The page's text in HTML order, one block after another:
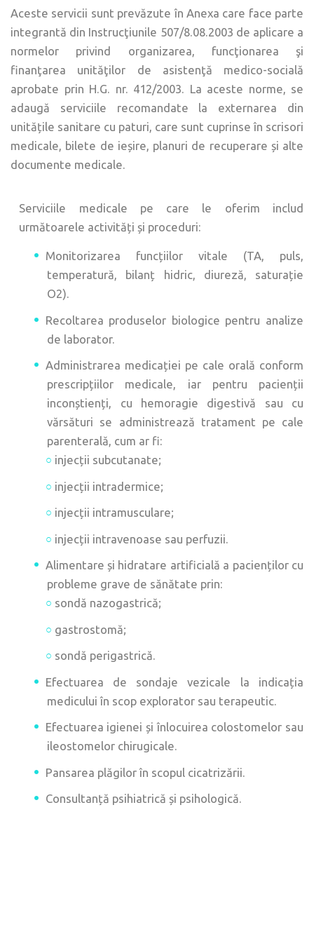
Aceste servicii sunt prevăzute în Anexa care face parte
integrantă din Instrucţiunile 507/8.08.2003 de aplicare a
normelor privind organizarea, funcţionarea şi
finanţarea unităţilor de asistenţă medico-socială
aprobate prin H.G. nr. 412/2003. La aceste norme, se
adaugă serviciile recomandate la externarea din
unitățile sanitare cu paturi, care sunt cuprinse în scrisori
medicale, bilete de ieșire, planuri de recuperare și alte
documente medicale.
Serviciile medicale pe care le oferim includ
următoarele activități și proceduri:
Monitorizarea funcțiilor vitale (TA, puls,
temperatură, bilanț hidric, diureză, saturație
O2).
Recoltarea produselor biologice pentru analize
de laborator.
Administrarea medicației pe cale orală conform
prescripțiilor medicale, iar pentru pacienții
inconștienți, cu hemoragie digestivă sau cu
vărsături se administrează tratament pe cale
parenterală, cum ar fi:
injecții subcutanate;
injecții intradermice;
injecții intramusculare;
injecții intravenoase sau perfuzii.
Alimentare și hidratare artificială a pacienților cu
probleme grave de sănătate prin:
sondă nazogastrică;
gastrostomă;
sondă perigastrică.
Efectuarea de sondaje vezicale la indicația
medicului în scop explorator sau terapeutic.
Efectuarea igienei și înlocuirea colostomelor sau
ileostomelor chirugicale.
Pansarea plăgilor în scopul cicatrizării.
Consultanță psihiatrică și psihologică.